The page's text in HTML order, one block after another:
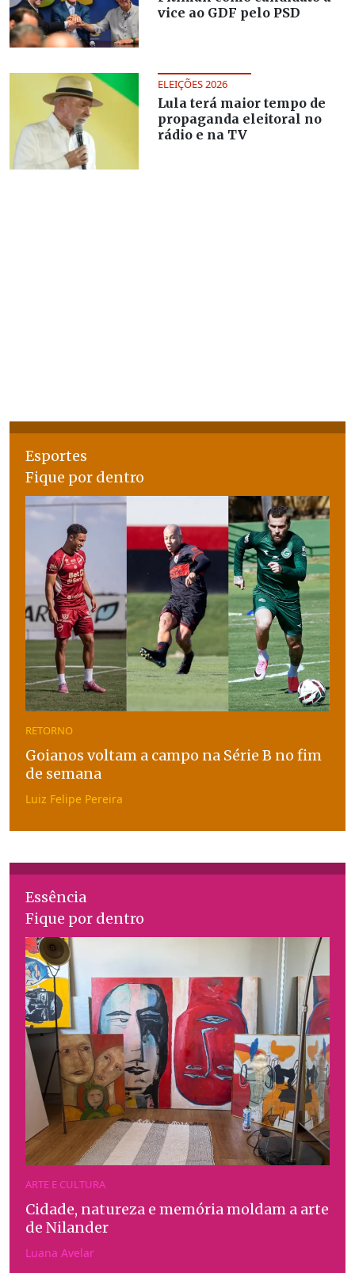
vice ao GDF pelo PSD
ELEIÇÕES 2026
Lula terá maior tempo de
propaganda eleitoral no
rádio e na TV
Esportes
Fique por dentro
RETORNO
Goianos voltam a campo na Série B no fim
de semana
Luiz Felipe Pereira
Essência
Fique por dentro
ARTE E CULTURA
Cidade, natureza e memória moldam a arte
de Nilander
Luana Avelar